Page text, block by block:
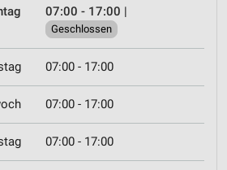
07:00 - 17:00 |
Geschlossen
07:00 - 17:00
07:00 - 17:00
07:00 - 17:00